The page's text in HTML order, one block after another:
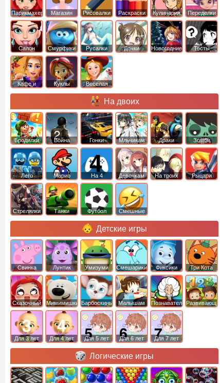
Парикмахер Магазин Рисовалки Раскраски Кулинария Переделки
Салон Смурфики Русалки Дочки Новогодние Тесты
Кафе и
Куклы
Веселая
На двоих
Бродилки Война Гонки Мльчикам Драки Зомби
Лего Марио На 4 Девочкам На троих Рыцари
Стрелялки Танки Футбол Смешные
Детские игры
Свинка
Пеппа
Лунтик Умизуми Смешарики Фиксики Три Кота
Сказочный
патруль
Мимимишки Барбоскины Малышам ПознавательныеРазвивающие
Для 3 лет Для 4 лет Для 5 лет Для 6 лет Для 7 лет
Логические игры